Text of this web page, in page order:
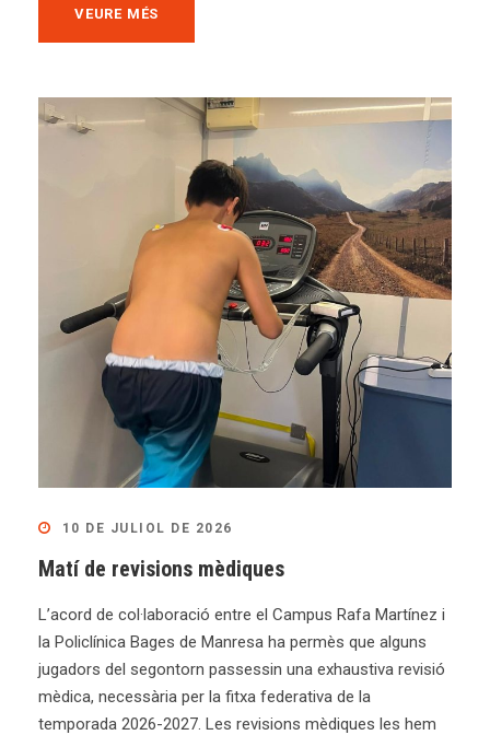
VEURE MÉS
10 DE JULIOL DE 2026
Matí de revisions mèdiques
L’acord de col·laboració entre el Campus Rafa Martínez i
la Policlínica Bages de Manresa ha permès que alguns
jugadors del segontorn passessin una exhaustiva revisió
mèdica, necessària per la fitxa federativa de la
temporada 2026-2027. Les revisions mèdiques les hem